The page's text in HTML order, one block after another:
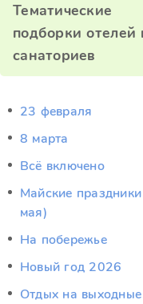
Тематические
подборки отелей
санаториев
23 февраля
8 марта
Всё включено
Майские
мая)
На побережье
Новый год 2026
Отдых на выходные